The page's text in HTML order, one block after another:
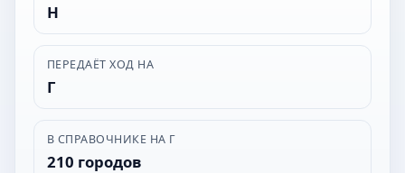
Н
ПЕРЕДАЁТ ХОД НА
Г
В СПРАВОЧНИКЕ НА Г
210 городов